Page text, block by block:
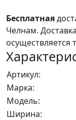
Бесплатная
Челнам.
Артикул:
Марка:
Модель:
Ширина: